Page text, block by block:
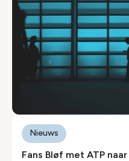
Fans Bløf met ATP
Nieuws